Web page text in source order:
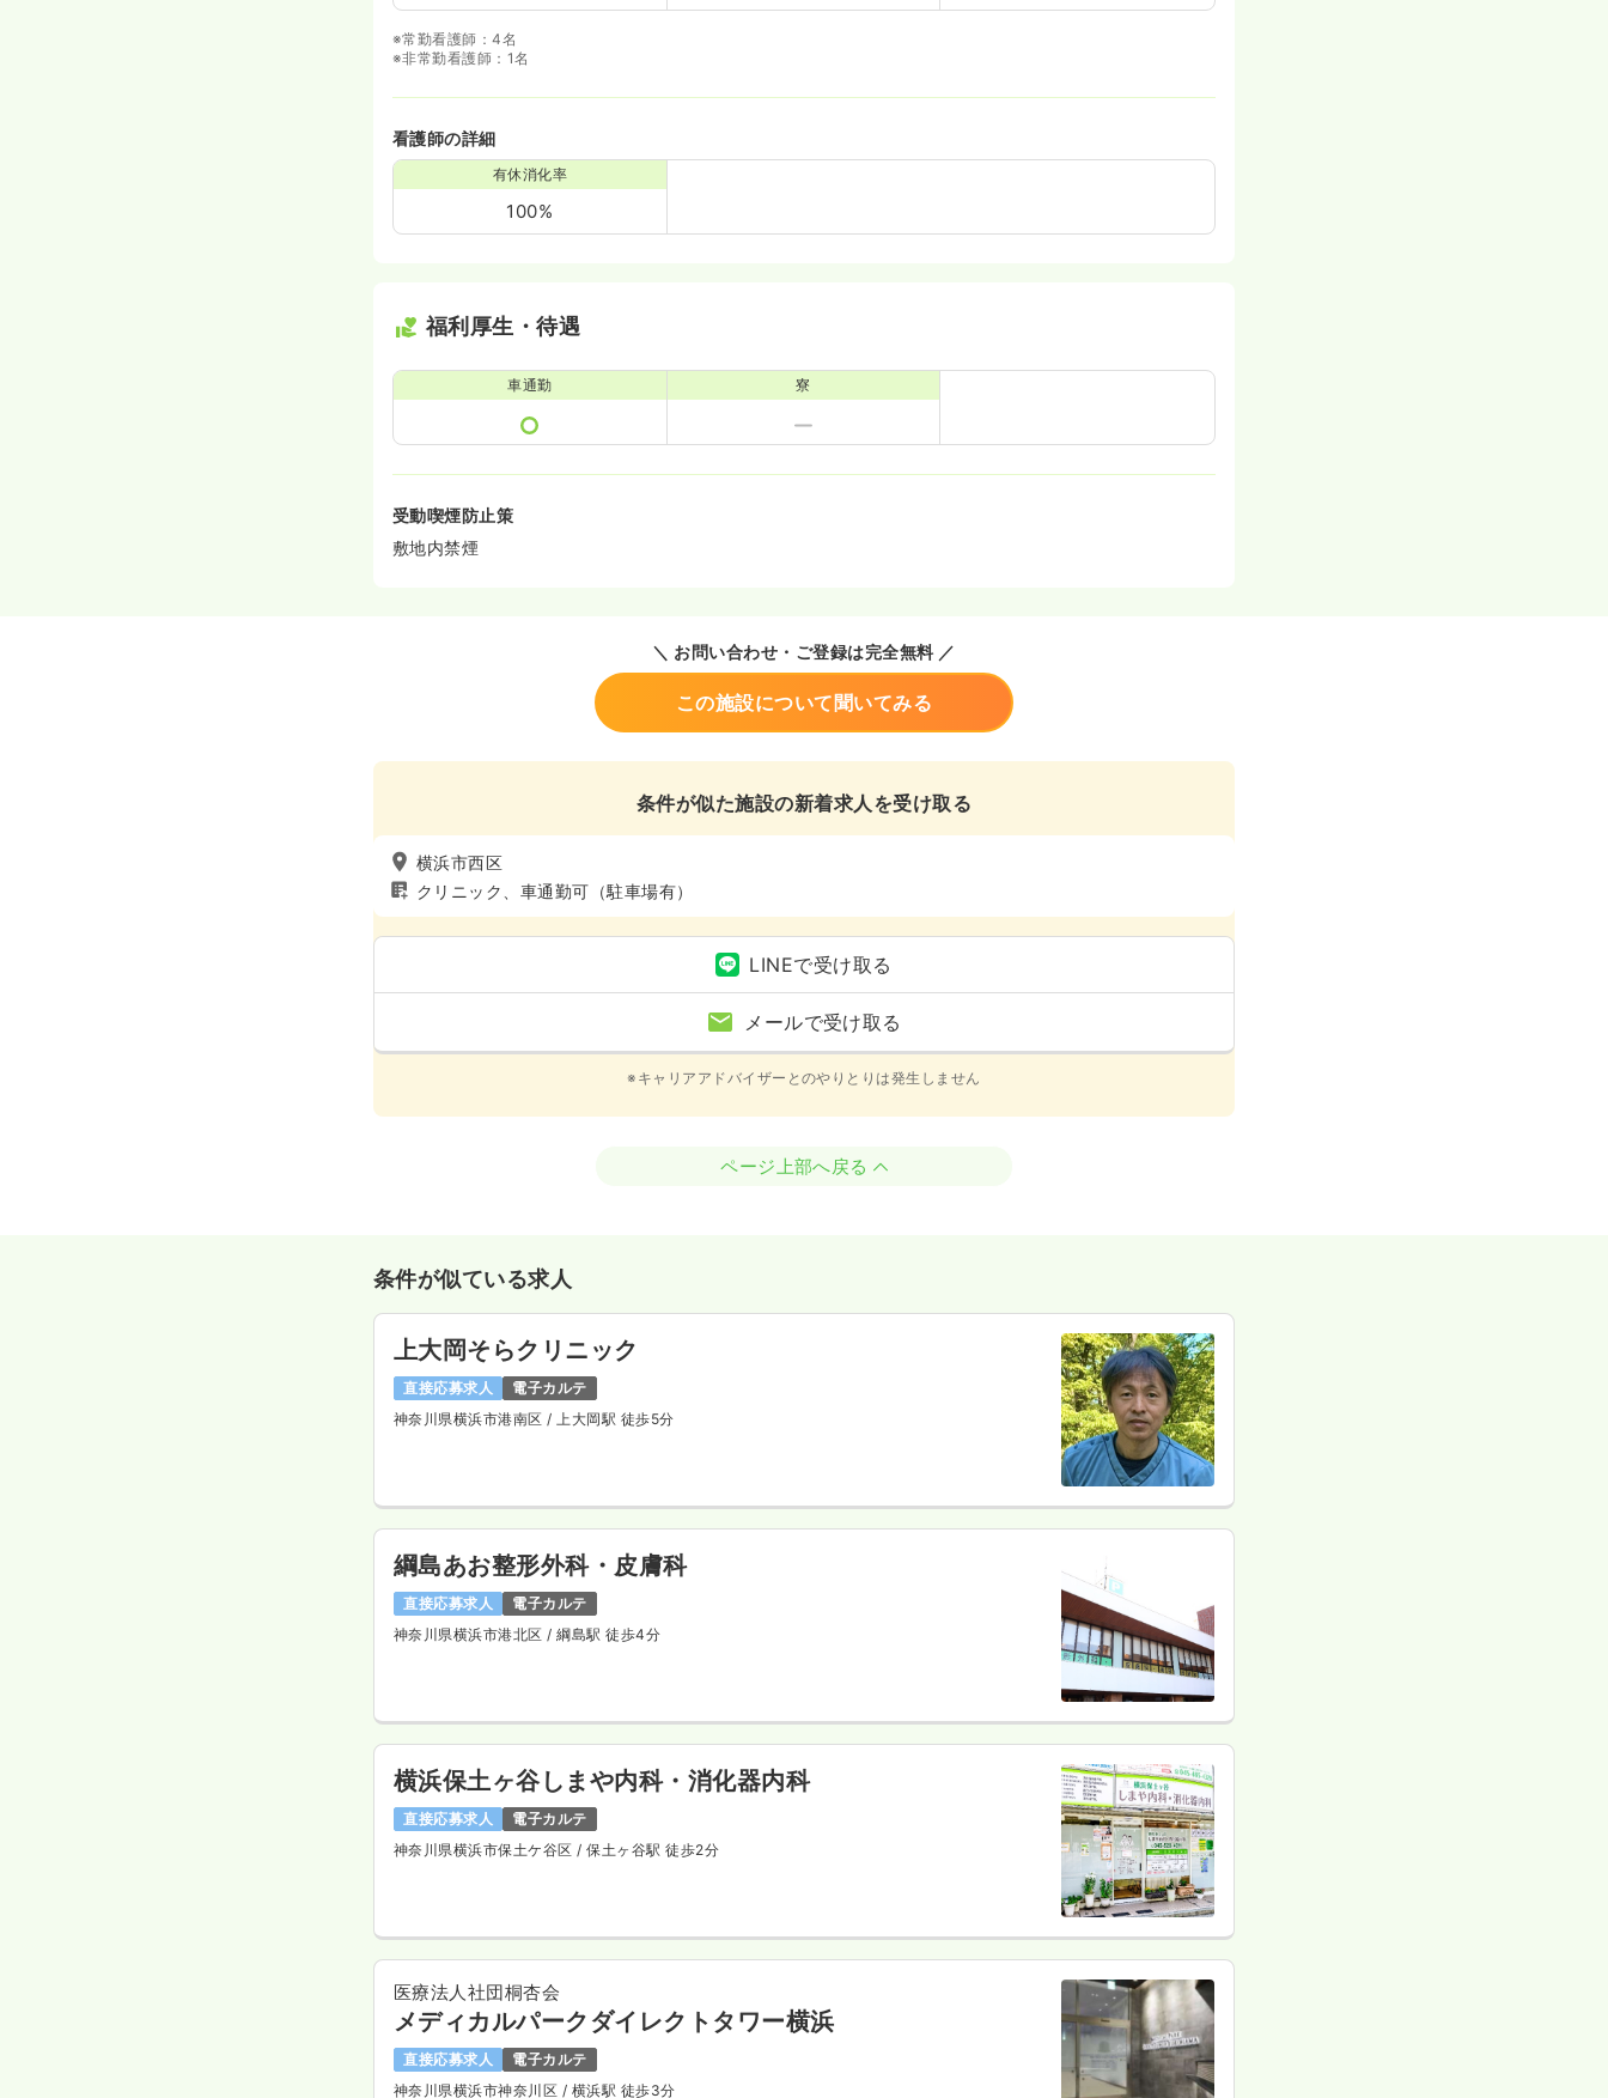
※常勤看護師：4名
※非常勤看護師：1名
看護師の詳細
有休消化率
100%
福利厚生・待遇
車通勤 寮
受動喫煙防止策
敷地内禁煙
＼ お問い合わせ・ご登録は完全無料 ／
この施設について聞いてみる
条件が似た施設の新着求人を受け取る
横浜市西区
クリニック、車通勤可（駐車場有）
LINEで受け取る
メールで受け取る
※キャリアアドバイザーとのやりとりは発生しません
ページ上部へ戻る
条件が似ている求人
上大岡そらクリニック
直接応募求人
電子カルテ
神奈川県横浜市港南区/ 上大岡駅 徒歩5分
綱島あお整形外科・皮膚科
直接応募求人
電子カルテ
神奈川県横浜市港北区/ 綱島駅 徒歩4分
横浜保土ヶ谷しまや内科・消化器内科
直接応募求人
電子カルテ
神奈川県横浜市保土ケ谷区/ 保土ヶ谷駅 徒歩2分
医療法人社団桐杏会
メディカルパークダイレクトタワー横浜
直接応募求人
電子カルテ
神奈川県横浜市神奈川区 / 横浜駅 徒歩3分